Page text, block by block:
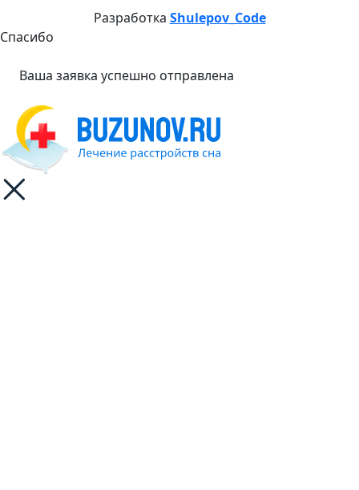
Разработка Shulepov_Code
Спасибо
Ваша заявка успешно отправлена